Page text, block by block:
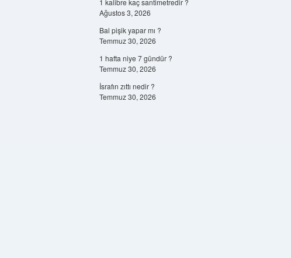
1 kalibre kaç santimetredir ?
Ağustos 3, 2026
Bal pişik yapar mı ?
Temmuz 30, 2026
1 hafta niye 7 gündür ?
Temmuz 30, 2026
İsrafın zıttı nedir ?
Temmuz 30, 2026